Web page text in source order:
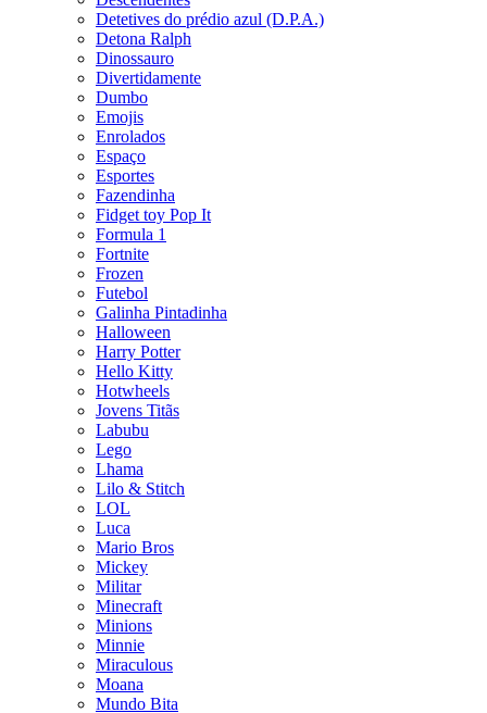
Detetives do prédio azul (D.P.A.)
Detona Ralph
Dinossauro
Divertidamente
Dumbo
Emojis
Enrolados
Espaço
Esportes
Fazendinha
Fidget toy Pop It
Formula 1
Fortnite
Frozen
Futebol
Galinha Pintadinha
Halloween
Harry Potter
Hello Kitty
Hotwheels
Jovens Titãs
Labubu
Lego
Lhama
Lilo & Stitch
LOL
Luca
Mario Bros
Mickey
Militar
Minecraft
Minions
Minnie
Miraculous
Moana
Mundo Bita